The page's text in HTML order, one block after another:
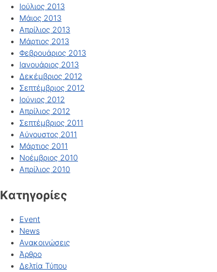
Ιούλιος 2013
Μάιος 2013
Απρίλιος 2013
Μάρτιος 2013
Φεβρουάριος 2013
Ιανουάριος 2013
Δεκέμβριος 2012
Σεπτέμβριος 2012
Ιούνιος 2012
Απρίλιος 2012
Σεπτέμβριος 2011
Αύγουστος 2011
Μάρτιος 2011
Νοέμβριος 2010
Απρίλιος 2010
Kατηγορίες
Event
News
Ανακοινώσεις
Άρθρο
Δελτία Τύπου